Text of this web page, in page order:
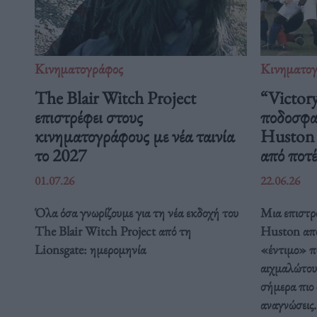
Κινηματογράφος
The Blair Witch Project
επιστρέφει στους
κινηματογράφους με νέα ταινία
το 2027
01.07.26
Όλα όσα γνωρίζουμε για τη νέα εκδοχή του
The Blair Witch Project από τη
Lionsgate: ημερομηνία
Huston
από ποτέ
22.06.26
Μια
Huston
«έντιμο»
σήμερα πιο
αναγνώσεις.